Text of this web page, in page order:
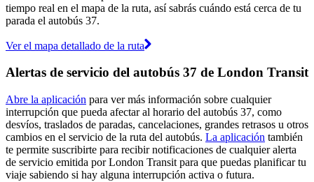
tiempo real en el mapa de la ruta, así sabrás cuándo está cerca de tu
parada el autobús 37.
Ver el mapa detallado de la ruta
Alertas de servicio del autobús 37 de London Transit
Abre la aplicación para ver más información sobre cualquier
interrupción que pueda afectar al horario del autobús 37, como
desvíos, traslados de paradas, cancelaciones, grandes retrasos u otros
cambios en el servicio de la ruta del autobús. La aplicación también
te permite suscribirte para recibir notificaciones de cualquier alerta
de servicio emitida por London Transit para que puedas planificar tu
viaje sabiendo si hay alguna interrupción activa o futura.